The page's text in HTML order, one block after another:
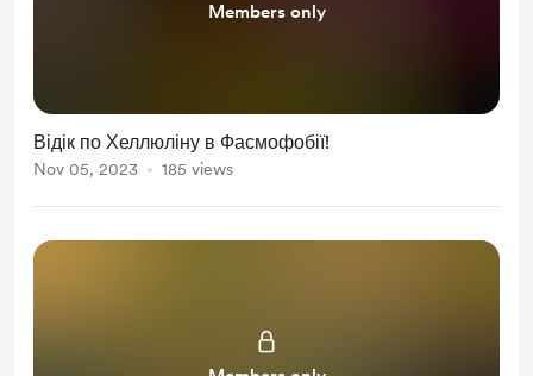
Members only
Відік по Хеллюліну в Фасмофобії!
Nov 05, 2023 185 views